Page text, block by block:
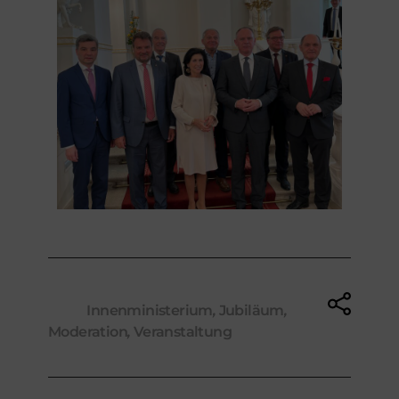
Innenministerium, Jubiläum,
Moderation, Veranstaltung